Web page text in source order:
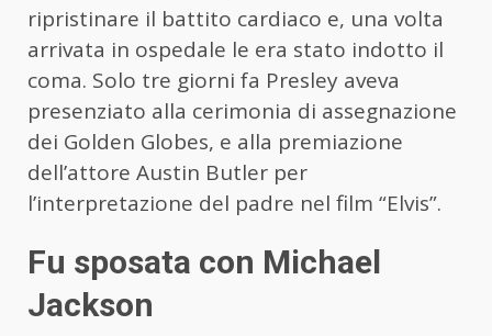
ripristinare il battito cardiaco e, una volta
arrivata in ospedale le era stato indotto il
coma. Solo tre giorni fa Presley aveva
presenziato alla cerimonia di assegnazione
dei Golden Globes, e alla premiazione
dell’attore Austin Butler per
l’interpretazione del padre nel film “Elvis”.
Fu sposata con Michael
Jackson